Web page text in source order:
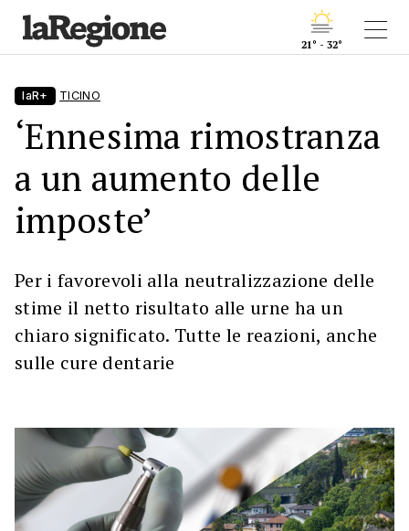
21° - 32°
laR+ TICINO
‘Ennesima rimostranza
a un aumento delle
imposte’
Per i favorevoli alla neutralizzazione delle
stime il netto risultato alle urne ha un
chiaro significato. Tutte le reazioni, anche
sulle cure dentarie